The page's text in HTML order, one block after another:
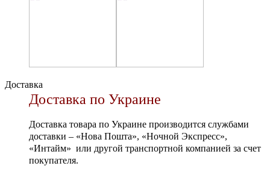
Доставка
Доставка по Украине
Доставка товара по Украине производится службами
доставки – «Нова Пошта», «Ночной Экспресс»,
«Интайм» или другой транспортной компанией за счет
покупателя.